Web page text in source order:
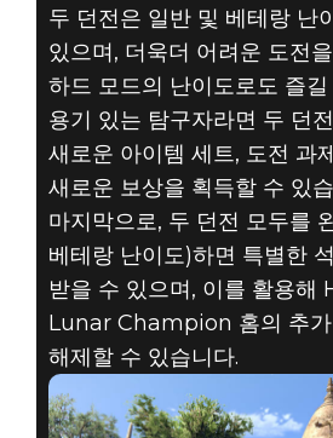
두 던전은 일반 및 베테랑 난
있으며, 더욱더 어려운 도전
하드 모드의 난이도로도 즐길
용기 있는 탐구자라면 두 던
새로운 아이템 세트, 도전 과
새로운 보상을 획득할 수 있
마지막으로, 두 던전 모두를
베테랑 난이도)하면 특별한
받을 수 있으며, 이를 활용
Lunar Champion 홈의 추가
해제할 수 있습니다.